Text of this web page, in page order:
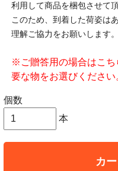
利用して商品を梱包させて頂
このため、到着した荷姿は
理解ご協力をお願いします。
※ご贈答用の場合はこち
要な物をお選びください
個数
本
カ